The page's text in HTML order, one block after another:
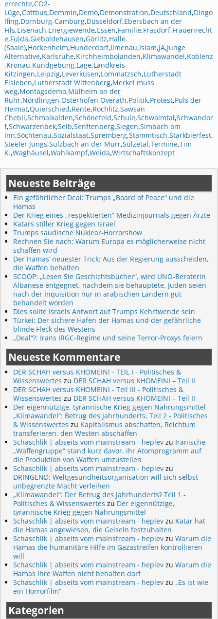
errechte,CO2-
Lüge,Cottbus,Demmin,Demo,Demonstration,Deutschland,Dingo
lfing,Dornburg-Camburg,Düsseldorf,Ebersbach an der
Fils,Eisenach,Energiewende,Essen,Familie,Frasdorf,Frauenrecht
e,Fulda,Gieboldehausen,Görlitz,Halle
(Saale),Hockenheim,Hunderdorf,Ilmenau,Islam,JA,Junge
Alternative,Karlsruhe,Kirchheimbolanden,Klimawandel,Koblenz
,Kronau,Kundgebung,Lage,Landkreis
Kitzingen,Leipzig,Leverkusen,Lommatzsch,Lutherstadt
Eisleben,Lutherstadt Wittenberg,Merkel muss
weg,Montagsdemo,Mülheim an der
Ruhr,Nördlingen,Osterhofen,Overath,Politik,Protest,Puls der
Heimat,Quierschied,Rente,Rochlitz,Sawsan
Chebli,Schmalkalden,Schönefeld,Schule,Schwalmtal,Schwandor
f,Schwarzenbek,Selb,Senftenberg,Siegen,Simbach am
Inn,Söchtenau,Sozialstaat,Spremberg,Stammtisch,Starkbierfest,
Steeler Jungs,Sulzbach an der Murr,Sülzetal,Termine,Tim
K.,Waghäusel,Wahlkampf,Weida,Wirtschaftskonzept
Neueste Beiträge
Ein gefährlicher Deal: Trumps „Board of Peace“ und die
Hamas
Der Krieg eines „respektierten“ Medizinjournals gegen Ärzte
Katars stiller Krieg gegen Israel
Trumps saudische Nuklear-Horrorshow
Rechnen Sie nach: Warum Europa es möglicherweise nicht
schaffen wird
Der Hamas‘ neuester Trick: Aus der Regierung ausscheiden,
die Waffen behalten
SCOOP: „Lesen Sie Geschichtsbücher“, wird UNO-Beraterin
Albanese entgegnet, nachdem sie behauptete, Juden seien
nach der Inquisition nur in arabischen Ländern gut
behandelt worden
Dies sollte Israels Antwort auf Trumps Kehrtwende sein
Türkei: Der sichere Hafen der Hamas und der gefährliche
blinde Fleck des Westens
„Deal“?: Irans IRGC-Regime und seine Terror-Proxys feiern
Neueste Kommentare
DER SCHAH versus KHOMEINI - TEIL I - Politisches &
Wissenswertes zu DER SCHAH versus KHOMEINI – Teil II
DER SCHAH versus KHOMEINI - Teil III - Politisches &
Wissenswertes zu DER SCHAH versus KHOMEINI – Teil II
Der eigennützige, tyrannische Krieg gegen Nahrungsmittel
„Klimawandel“: Betrug des Jahrhunderts, Teil 2 - Politisches
& Wissenswertes zu Kapitalismus abschaffen, Reichtum
transferieren, den Westen abschaffen
Schaschlik | abseits vom mainstream - heplev zu Iranische
„Waffengruppe“ stand kurz davor, ihr Atomprogramm auf
die Produktion von Waffen umzustellen
Schaschlik | abseits vom mainstream - heplev zu
DRINGEND: Weltgesundheitsorganisation will sich selbst
unbegrenzte Macht verleihen
„Klimawandel“: Der Betrug des Jahrhunderts? Teil 1 -
Politisches & Wissenswertes zu Der eigennützige,
tyrannische Krieg gegen Nahrungsmittel
Schaschlik | abseits vom mainstream - heplev zu Katar hat
die Hamas angewiesen, die Geiseln festzuhalten
Schaschlik | abseits vom mainstream - heplev zu Warum die
Hamas die humanitäre Hilfe im Gazastreifen kontrollieren
will
Schaschlik | abseits vom mainstream - heplev zu Warum die
Hamas ihre Waffen nicht behalten darf
Schaschlik | abseits vom mainstream - heplev zu „Es ist wie
ein Horrorfilm“
Kategorien